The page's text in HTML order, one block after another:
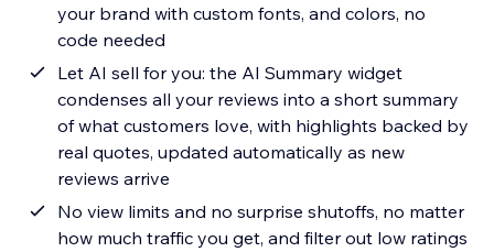
your brand with custom fonts, and colors, no
code needed
Let AI sell for you: the AI Summary widget
condenses all your reviews into a short summary
of what customers love, with highlights backed by
real quotes, updated automatically as new
reviews arrive
No view limits and no surprise shutoffs, no matter
how much traffic you get, and filter out low ratings